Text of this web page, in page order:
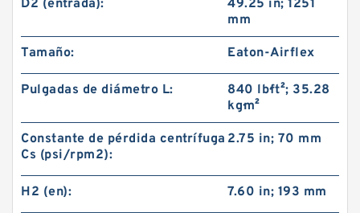
D2 (entrada):
49.25 in; 1251
mm
Tamaño: Eaton-Airflex
Pulgadas de diámetro L:
840 lb·ft²; 35.28
kg·m²
Constante de pérdida centrífuga
Cs (psi/rpm2):
2.75 in; 70 mm
H2 (en): 7.60 in; 193 mm